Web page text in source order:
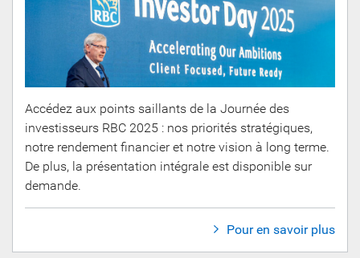
Accédez aux points saillants de la Journée des
investisseurs RBC 2025 : nos priorités stratégiques,
notre rendement financier et notre vision à long terme.
De plus, la présentation intégrale est disponible sur
demande.
Pour en savoir plus